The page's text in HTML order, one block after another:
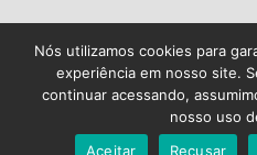
Bem-vindo ao Verde Blog! Para
blog seja a melhor possível,
aceitar ou gerenciar seus
Recuso
Nós utilizamos cookies para
experiência em nosso site.
continuar acessando,
nosso uso
Aceitar
Recusar